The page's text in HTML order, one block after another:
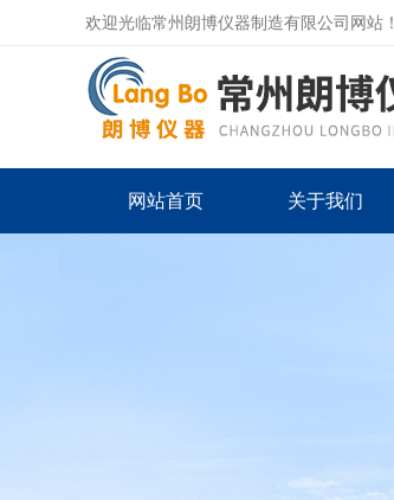
欢迎光临常州朗博仪器制造有限公司网站！
网站首页 关于我们